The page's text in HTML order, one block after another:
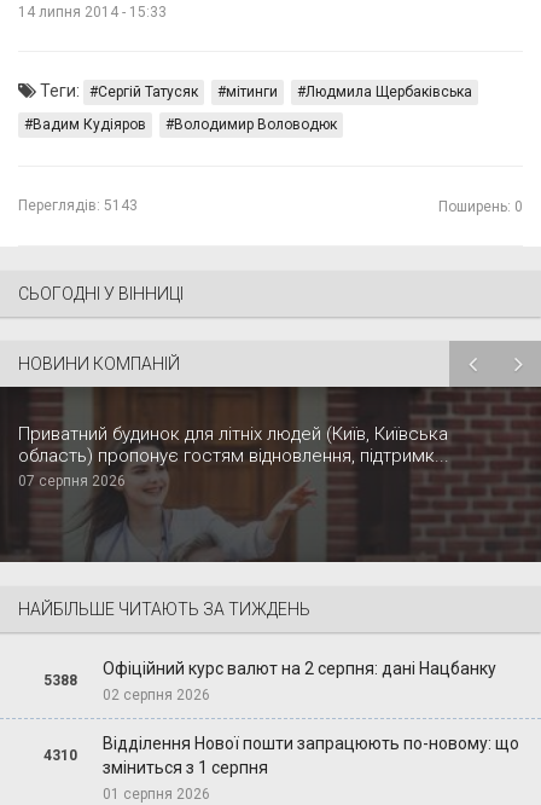
14 липня 2014 - 15:33
Теги: Сергій Татусяк мітинги
Людмила Щербаківська
Вадим Кудіяров
Володимир Воловодюк
Переглядів: 5143 Поширень: 0
СЬОГОДНІ У ВІННИЦІ
НОВИНИ КОМПАНІЙ
Приватний будинок для літніх людей (Київ, Київська
область) пропонує гостям відновлення, підтримк...
07 серпня 2026
НАЙБІЛЬШЕ ЧИТАЮТЬ ЗА ТИЖДЕНЬ
5388
Офіційний курс валют на 2 серпня: дані Нацбанку
02 серпня 2026
4310
Відділення Нової пошти запрацюють по-новому: що
зміниться з 1 серпня
01 серпня 2026